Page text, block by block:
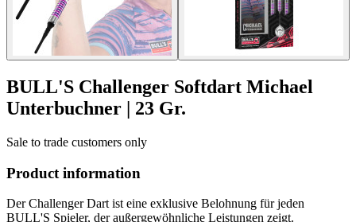
BULL'S Challenger Softdart Michael
Unterbuchner | 23 Gr.
Sale to trade customers only
Product information
Der Challenger Dart ist eine exklusive Belohnung für jeden
BULL'S Spieler, der außergewöhnliche Leistungen zeigt.